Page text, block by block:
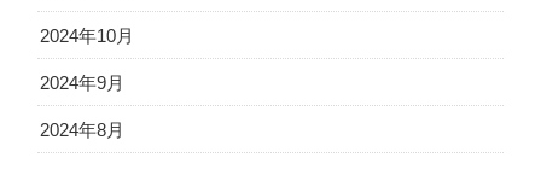
2024年10月
2024年9月
2024年8月